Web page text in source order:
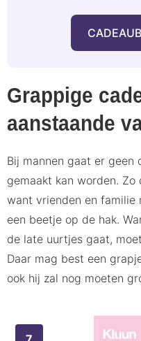
Grappige
aanstaande
Bij mannen gaat er
gemaakt kan worden. Zo
want vrienden en familie
een beetje op de hak.
de late uurtjes gaat,
Daar mag best een
ook hij zal nog moeten